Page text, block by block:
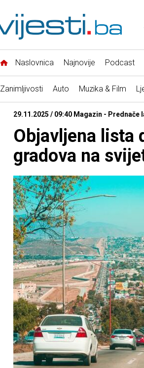
Naslovnica Najnovije Podcast
Zanimljivosti Auto Muzika & Film
29.11.2025 / 09:40 Magazin - Prednače
Objavljena lista
gradova na